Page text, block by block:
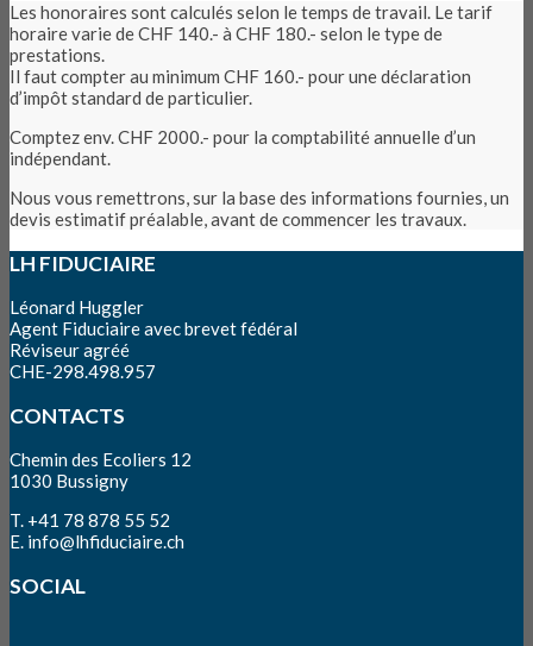
Les honoraires sont calculés selon le temps de travail. Le tarif
horaire varie de CHF 140.- à CHF 180.- selon le type de
prestations.
Il faut compter au minimum CHF 160.- pour une déclaration
d’impôt standard de particulier.
Comptez env. CHF 2000.- pour la comptabilité annuelle d’un
indépendant.
Nous vous remettrons, sur la base des informations fournies, un
devis estimatif préalable, avant de commencer les travaux.
LH FIDUCIAIRE
Léonard Huggler
Agent Fiduciaire avec brevet fédéral
Réviseur agréé
CHE-298.498.957
CONTACTS
Chemin des Ecoliers 12
1030 Bussigny
T. +41 78 878 55 52
E. info@lhfiduciaire.ch
SOCIAL